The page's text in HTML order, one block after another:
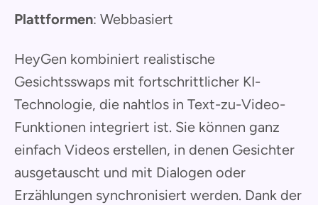
Plattformen: Webbasiert
HeyGen kombiniert realistische
Gesichtsswaps mit fortschrittlicher KI-
Technologie, die nahtlos in Text-zu-Video-
Funktionen integriert ist. Sie können ganz
einfach Videos erstellen, in denen Gesichter
ausgetauscht und mit Dialogen oder
Erzählungen synchronisiert werden. Dank der